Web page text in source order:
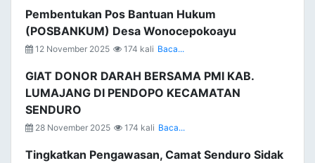
Pembentukan Pos Bantuan Hukum
(POSBANKUM) Desa Wonocepokoayu
12 November 2025 174 kali Baca...
GIAT DONOR DARAH BERSAMA PMI KAB.
LUMAJANG DI PENDOPO KECAMATAN
SENDURO
28 November 2025 174 kali Baca...
Tingkatkan Pengawasan, Camat Senduro Sidak